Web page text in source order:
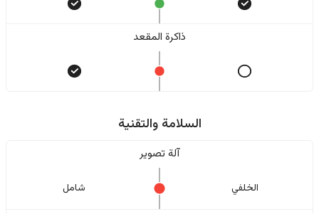
ذاكرة المقعد
السلامة والتقنية
آلة تصوير
الخلفي شامل